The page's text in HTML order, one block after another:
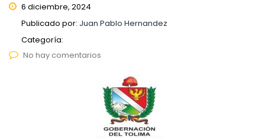
6 diciembre, 2024
Publicado por: Juan Pablo Hernandez
Categoría:
No hay comentarios